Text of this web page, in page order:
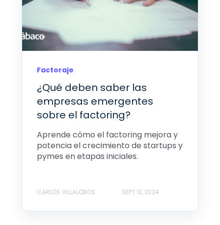
Factoraje
¿Qué deben saber las
empresas emergentes
sobre el factoring?
Aprende cómo el factoring mejora y
potencia el crecimiento de startups y
pymes en etapas iniciales.
CARLOS VILLALOBOS SEPT 13, 2024